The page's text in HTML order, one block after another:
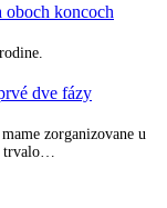
oboch koncoch
dve fázy
zorganizovane u
trvalo…